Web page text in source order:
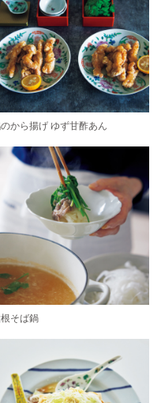
から揚げ ゆず甘酢あん
そば鍋